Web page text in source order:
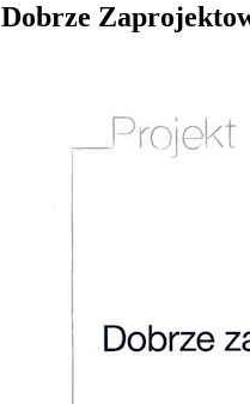
Dobrze